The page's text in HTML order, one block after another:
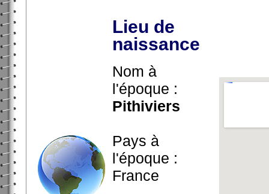
Lieu de
naissance
Nom à
l'époque :
Pithiviers
Pays à
l'époque :
France